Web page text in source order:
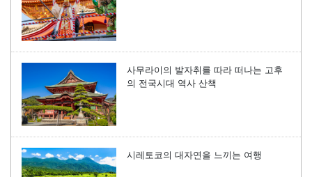
사무라이의 발자취를 따라 떠나는 고후
의 전국시대 역사 산책
시레토코의 대자연을 느끼는 여행